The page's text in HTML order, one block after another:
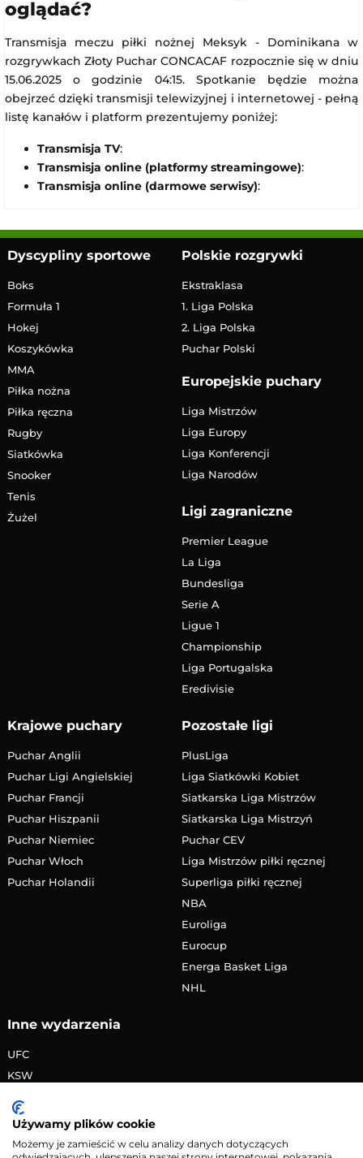
oglądać?
Transmisja meczu piłki nożnej Meksyk - Dominikana w
rozgrywkach Złoty Puchar CONCACAF rozpocznie się w dniu
15.06.2025 o godzinie 04:15. Spotkanie będzie można
obejrzeć dzięki transmisji telewizyjnej i internetowej - pełną
listę kanałów i platform prezentujemy poniżej:
Transmisja TV:
Transmisja online (platformy streamingowe):
Transmisja online (darmowe serwisy):
Dyscypliny sportowe
Boks
Formuła 1
Hokej
Koszykówka
MMA
Piłka nożna
Piłka ręczna
Rugby
Siatkówka
Snooker
Tenis
Żużel
Polskie rozgrywki
Ekstraklasa
1. Liga Polska
2. Liga Polska
Puchar Polski
Europejskie puchary
Liga Mistrzów
Liga Europy
Liga Konferencji
Liga Narodów
Ligi zagraniczne
Premier League
La Liga
Bundesliga
Serie A
Ligue 1
Championship
Liga Portugalska
Eredivisie
Krajowe puchary
Puchar Anglii
Puchar Ligi Angielskiej
Puchar Francji
Puchar Hiszpanii
Puchar Niemiec
Puchar Włoch
Puchar Holandii
Pozostałe ligi
PlusLiga
Liga Siatkówki Kobiet
Siatkarska Liga Mistrzów
Siatkarska Liga Mistrzyń
Puchar CEV
Liga Mistrzów piłki ręcznej
Superliga piłki ręcznej
NBA
Euroliga
Eurocup
Energa Basket Liga
NHL
Inne wydarzenia
UFC
KSW
PRIME MMA
Żużlowa Ekstraliga
Używamy plików cookie
Możemy je zamieścić w celu analizy danych dotyczących